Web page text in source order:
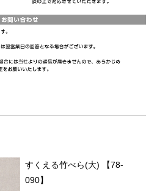
すくえる竹べら(大) 【78-
090】